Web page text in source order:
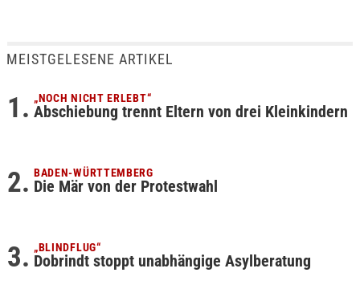
MEISTGELESENE ARTIKEL
„NOCH NICHT ERLEBT“
Abschiebung trennt Eltern von drei Kleinkindern
BADEN-WÜRTTEMBERG
Die Mär von der Protestwahl
„BLINDFLUG“
Dobrindt stoppt unabhängige Asylberatung